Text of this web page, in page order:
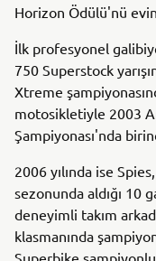
Horizon Ödülü'nü
İlk profesyonel
750 Superstock
Xtreme
motosikletiyle 2003
Şampiyonası'nda
2006 yılında ise
sezonunda aldığı 10
deneyimli takım
klasmanında
Superbike